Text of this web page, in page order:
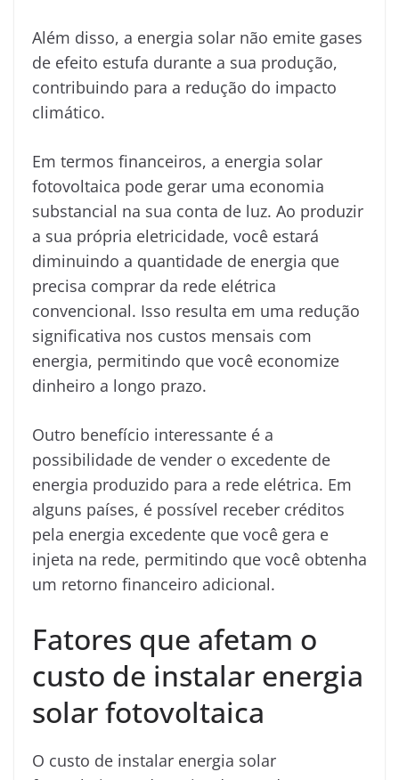
Além disso, a energia solar não emite gases
de efeito estufa durante a sua produção,
contribuindo para a redução do impacto
climático.
Em termos financeiros, a energia solar
fotovoltaica pode gerar uma economia
substancial na sua conta de luz. Ao produzir
a sua própria eletricidade, você estará
diminuindo a quantidade de energia que
precisa comprar da rede elétrica
convencional. Isso resulta em uma redução
significativa nos custos mensais com
energia, permitindo que você economize
dinheiro a longo prazo.
Outro benefício interessante é a
possibilidade de vender o excedente de
energia produzido para a rede elétrica. Em
alguns países, é possível receber créditos
pela energia excedente que você gera e
injeta na rede, permitindo que você obtenha
um retorno financeiro adicional.
Fatores que afetam o
custo de instalar energia
solar fotovoltaica
O custo de instalar energia solar